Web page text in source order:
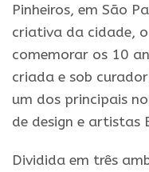
Pinheiros, em São
criativa da cidade,
comemorar os 10
criada e sob
um dos principais
de design e artistas
Dividida em três